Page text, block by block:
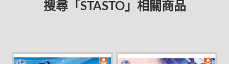
搜尋「STASTO」相關商品